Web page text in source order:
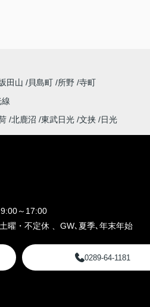
田山 貝島町 所野 寺町
線
北鹿沼 東武日光 文挟 日光
～17:00
曜・不定休 、GW､夏季､年末年始
0289-64-1181